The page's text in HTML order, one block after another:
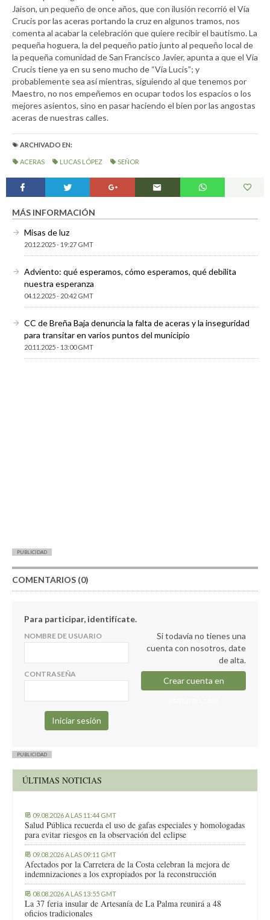
Jaison, un pequeño de once años, que con ilusión recorrió el Vía
Crucis por las aceras portando la cruz en algunos tramos, nos
comenta al acabar la celebración que quiere recibir el bautismo. La
pequeña hoguera, la del pequeño patio junto al pequeño local de
la pequeña comunidad de San Francisco Javier, apunta a que el Vía
Crucis tiene ya en su seno mucho de “Vía Lucis”; y
probablemente sea así mientras, siguiendo al que tenemos por
Maestro, no nos empeñemos en ocupar todos los espacios o los
mejores asientos, sino en pasar haciendo el bien por las angostas
aceras de nuestras calles.
ARCHIVADO EN:
ACERAS LUCAS LÓPEZ SEÑOR
MÁS INFORMACIÓN
Misas de luz
20.12.2025 - 19:27 GMT
Adviento: qué esperamos, cómo esperamos, qué debilita
nuestra esperanza
04.12.2025 - 20:42 GMT
CC de Breña Baja denuncia la falta de aceras y la inseguridad
para transitar en varios puntos del municipio
20.11.2025 - 13:00 GMT
PUBLICIDAD
COMENTARIOS (0)
Para participar, identifícate.
NOMBRE DE USUARIO
CONTRASEÑA
Si todavía no tienes una
cuenta con nosotros, date
de alta.
Crear cuenta en
PUBLICIDAD
ÚLTIMAS NOTICIAS
09.08.2026 A LAS 11:44 GMT
Salud Pública recuerda el uso de gafas especiales y homologadas
para evitar riesgos en la observación del eclipse
09.08.2026 A LAS 09:11 GMT
Afectados por la Carretera de la Costa celebran la mejora de
indemnizaciones a los expropiados por la reconstrucción
08.08.2026 A LAS 13:55 GMT
La 37 feria insular de Artesanía de La Palma reunirá a 48
oficios tradicionales